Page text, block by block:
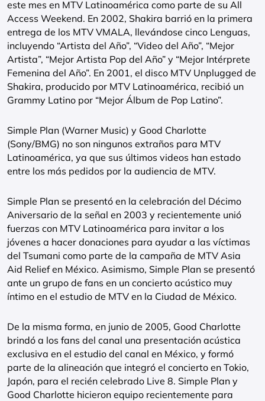
este mes en MTV Latinoamérica como parte de su All
Access Weekend. En 2002, Shakira barrió en la primera
entrega de los MTV VMALA, llevándose cinco Lenguas,
incluyendo “Artista del Año”, “Video del Año”, “Mejor
Artista”, “Mejor Artista Pop del Año” y “Mejor Intérprete
Femenina del Año”. En 2001, el disco MTV Unplugged de
Shakira, producido por MTV Latinoamérica, recibió un
Grammy Latino por “Mejor Álbum de Pop Latino”.
Simple Plan (Warner Music) y Good Charlotte
(Sony/BMG) no son ningunos extraños para MTV
Latinoamérica, ya que sus últimos videos han estado
entre los más pedidos por la audiencia de MTV.
Simple Plan se presentó en la celebración del Décimo
Aniversario de la señal en 2003 y recientemente unió
fuerzas con MTV Latinoamérica para invitar a los
jóvenes a hacer donaciones para ayudar a las víctimas
del Tsumani como parte de la campaña de MTV Asia
Aid Relief en México. Asimismo, Simple Plan se presentó
ante un grupo de fans en un concierto acústico muy
íntimo en el estudio de MTV en la Ciudad de México.
De la misma forma, en junio de 2005, Good Charlotte
brindó a los fans del canal una presentación acústica
exclusiva en el estudio del canal en México, y formó
parte de la alineación que integró el concierto en Tokio,
Japón, para el recién celebrado Live 8. Simple Plan y
Good Charlotte hicieron equipo recientemente para